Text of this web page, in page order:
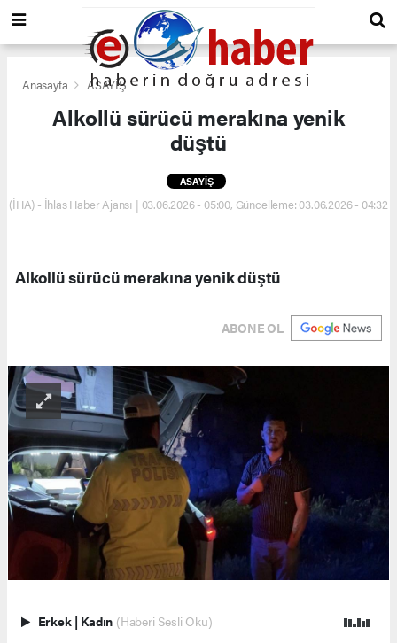
Anasayfa ASAYİŞ
Alkollü sürücü merakına yenik
düştü
ASAYİŞ
(İHA) - İhlas Haber Ajansı | 03.06.2026 - 05:00, Güncelleme: 03.06.2026 - 04:32
Alkollü sürücü merakına yenik düştü
ABONE OL
Erkek | Kadın (Haberi Sesli Oku)